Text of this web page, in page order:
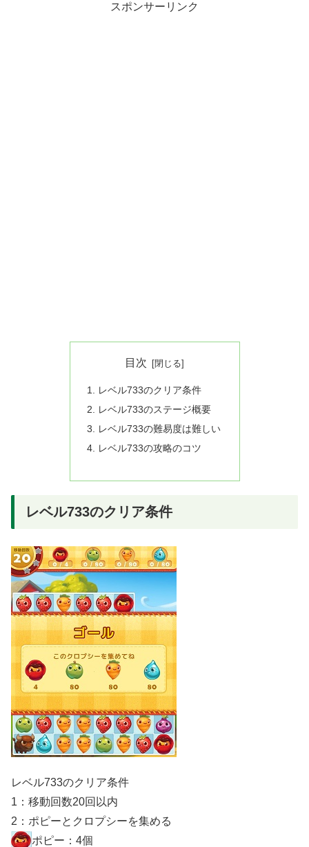
スポンサーリンク
目次
レベル733のクリア条件
レベル733のステージ概要
レベル733の難易度は難しい
レベル733の攻略のコツ
レベル733のクリア条件
レベル733のクリア条件
1：移動回数20回以内
2：ポピーとクロプシーを集める
ポピー：4個